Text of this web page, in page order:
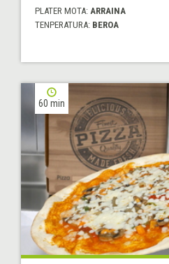
PLATER MOTA: ARRAINA
TENPERATURA: BEROA
60 min